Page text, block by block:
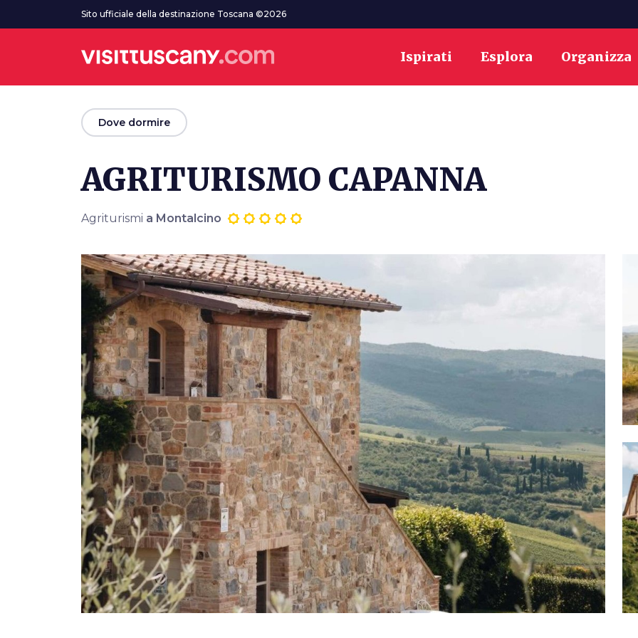
Vai al contenuto principaleSito ufficiale della destinazione Toscana ©2026
Ispirati Esplora Organizza
arrow_backDove dormire
AGRITURISMO CAPANNA
Agriturismi a Montalcino